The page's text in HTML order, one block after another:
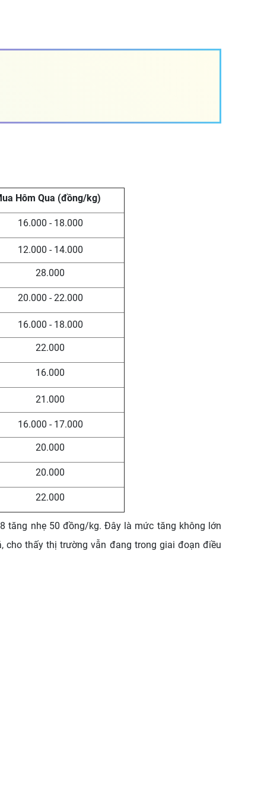
Hôm Qua (đồng/kg)
16.000 - 18.000
12.000 - 14.000
28.000
20.000 - 22.000
16.000 - 18.000
22.000
16.000
21.000
16.000 - 17.000
20.000
20.000
22.000
tăng nhẹ 50 đồng/kg. Đây là mức tăng không lớn
cho thấy thị trường vẫn đang trong giai đoạn điều